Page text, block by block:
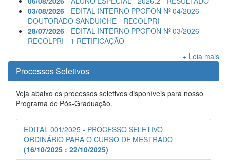
03/08/2026 - EDITAL INTERNO PPGFON Nº 04/2026
DOUTORADO SANDUICHE - RECOLPRI
28/07/2026 - EDITAL INTERNO PPGFON Nº 03/2026 -
RECOLPRI - 1 RETIFICAÇÃO
+ Leia mais
Processos Seletivos
Veja abaixo os processos seletivos disponíveis para nosso
Programa de Pós-Graduação.
EDITAL 001/2025 - PROCESSO SELETIVO
ORDINÁRIO PARA O CURSO DE MESTRADO
(16/10/2025 : 22/10/2025)